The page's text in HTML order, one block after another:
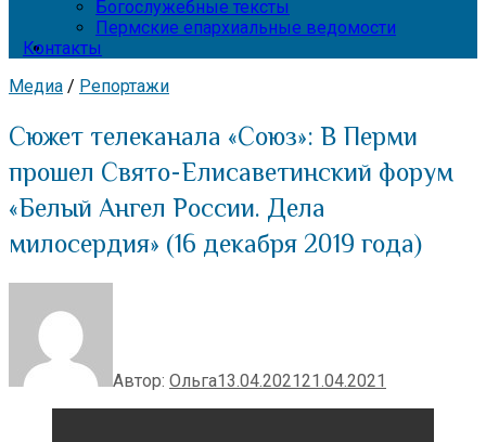
Богослужебные тексты
Пермские епархиальные ведомости
Контакты
Медиа / Репортажи
Сюжет телеканала «Союз»: В Перми
прошел Свято-Елисаветинский форум
«Белый Ангел России. Дела
милосердия» (16 декабря 2019 года)
Автор: Ольга13.04.202121.04.2021